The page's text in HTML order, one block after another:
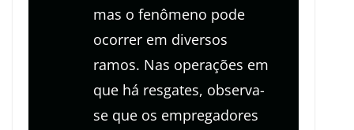
mas o fenômeno pode
ocorrer em diversos
ramos. Nas operações em
que há resgates, observa-
se que os empregadores